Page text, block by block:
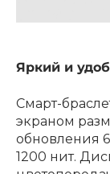
Яркий и
Смарт-
экраном
обновления
1200 нит.